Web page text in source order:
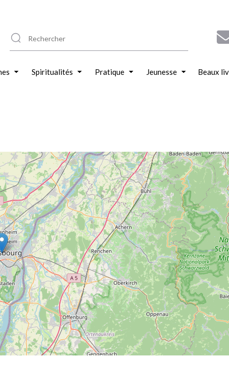
Spiritualités Pratique Jeunesse Beaux